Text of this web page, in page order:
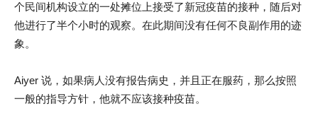
个民间机构设立的一处摊位上接受了新冠疫苗的接种，随后对
他进行了半个小时的观察。在此期间没有任何不良副作用的迹
象。
Aiyer 说，如果病人没有报告病史，并且正在服药，那么按照
一般的指导方针，他就不应该接种疫苗。